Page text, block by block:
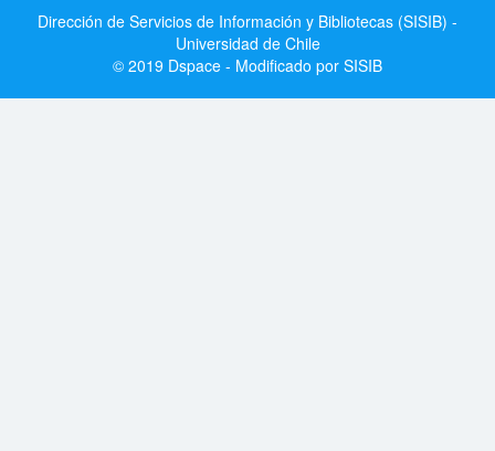
Dirección de Servicios de Información y Bibliotecas (SISIB) -
Universidad de Chile
© 2019 Dspace - Modificado por SISIB